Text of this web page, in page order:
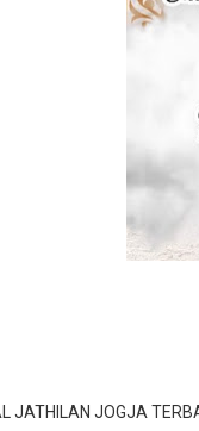
JATHILAN JOGJA